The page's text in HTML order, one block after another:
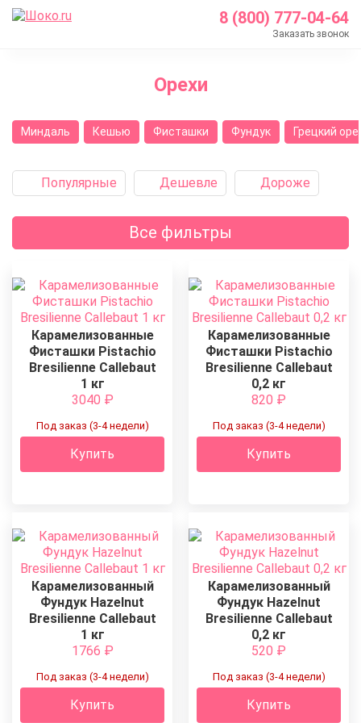
8 (800) 777-04-64
Заказать звонок
Кондитерские ингредиенты
Орехи
Орехи
Миндаль Кешью Фисташки Фундук Грецкий
Популярные Дешевле Дороже
Все фильтры
Карамелизованные
Фисташки Pistachio
Bresilienne Callebaut
1 кг
3040 ₽
Под заказ (3-4 недели)
Купить
Карамелизованные
Фисташки Pistachio
Bresilienne Callebaut
0,2 кг
820 ₽
Под заказ (3-4 недели)
Купить
Карамелизованный
Фундук Hazelnut
Bresilienne Callebaut
1 кг
1766 ₽
Под заказ (3-4 недели)
Купить
Карамелизованный
Фундук Hazelnut
Bresilienne Callebaut
0,2 кг
520 ₽
Под заказ (3-4 недели)
Купить